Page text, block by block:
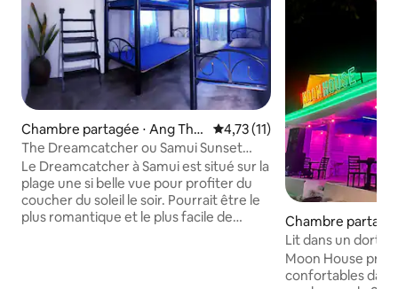
Chambre partagée ⋅ Ang Tho
ng
Évaluation moyenne sur la
4,73 (11)
The Dreamcatcher ou Samui Sunset
Hostel
Le Dreamcatcher à Samui est situé sur la
plage une si belle vue pour profiter du
coucher du soleil le soir. Pourrait être le
plus romantique et le plus facile de
Chambre
Lit dans un
de Haad Rin
Moon House
confortables